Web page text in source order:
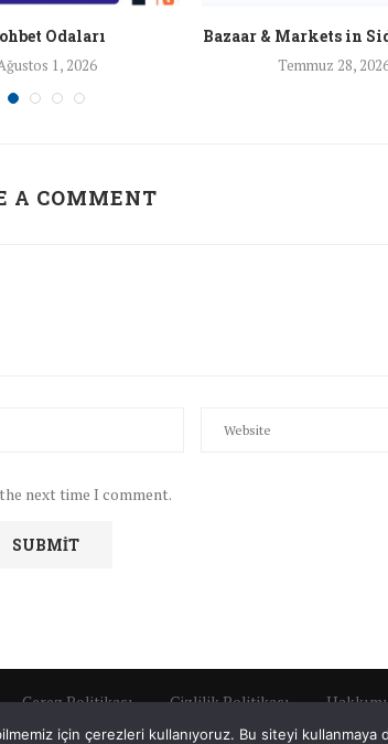
Odaları
1, 2026
Bazaar & Markets in
Temmuz 28,
A COMMENT
next time I comment.
Çerez Politikası Gizlilik Politikası
Tüm Hakları Saklıdır © 2022
için çerezleri kullanıyoruz. Bu siteyi